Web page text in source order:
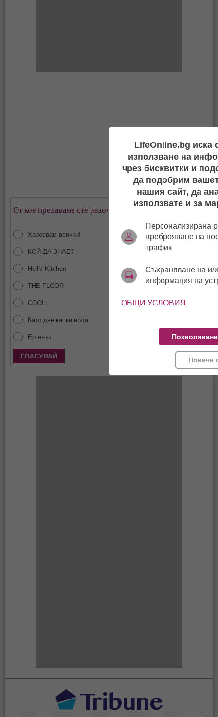
От кое предаване сте разочаровани най-много?
Харесвам всички!
КОЙ ДА ЗНАЕ?
Hell's Kitchen
THE FLOOR
COOLt
Като две капки вода
Ергенът
Покажи резултати
LifeOnline.bg иска
използване на
чрез бисквитки и
да подобрим
нашия сайт, да
използвате и за
Персонализирана
преброяване на
трафик
Съхраняване на и/
информация на
ОБЩИ УСЛОВИЯ
Повече